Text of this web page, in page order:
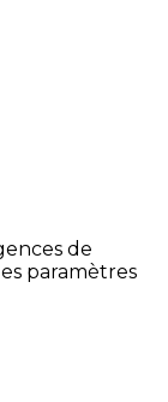
de
paramètres